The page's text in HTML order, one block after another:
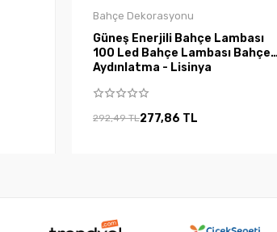
Bahçe Dekorasyonu
Güneş Enerjili Bahçe Lambası
100 Led Bahçe Lambası Bahçe
Aydınlatma - Lisinya
292,49 TL277,86 TL